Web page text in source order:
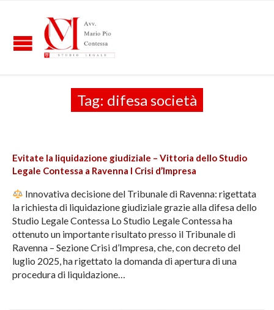
Tag: difesa società
Evitate la liquidazione giudiziale – Vittoria dello Studio
Legale Contessa a Ravenna I Crisi d’Impresa
Innovativa decisione del Tribunale di Ravenna: rigettata
la richiesta di liquidazione giudiziale grazie alla difesa dello
Studio Legale Contessa Lo Studio Legale Contessa ha
ottenuto un importante risultato presso il Tribunale di
Ravenna – Sezione Crisi d’Impresa, che, con decreto del
luglio 2025, ha rigettato la domanda di apertura di una
procedura di liquidazione…